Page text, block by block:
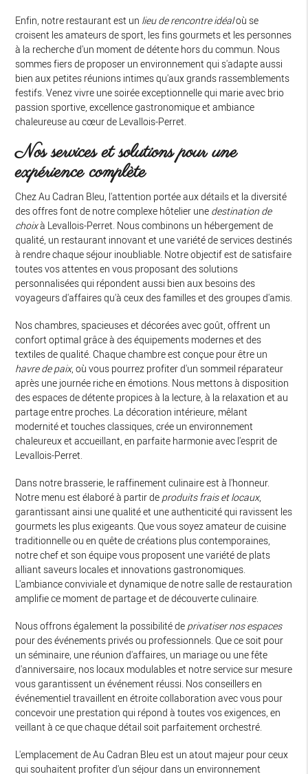
Enfin, notre restaurant est un lieu de rencontre idéaloù se
croisent les amateurs de sport, les fins gourmets et les personnes
à la recherche d'un moment de détente hors du commun. Nous
sommes fiers de proposer un environnement qui s'adapte aussi
bien aux petites réunions intimes qu'aux grands rassemblements
festifs. Venez vivre une soirée exceptionnelle qui marie avec brio
passion sportive, excellence gastronomique et ambiance
chaleureuse au cœur de Levallois-Perret.
Nos services et solutions pour une
expérience complète
Chez Au Cadran Bleu, l'attention portée aux détails et la diversité
des offres font de notre complexe hôtelier une destination de
choixà Levallois-Perret. Nous combinons un hébergement de
qualité, un restaurant innovant et une variété de services destinés
à rendre chaque séjour inoubliable. Notre objectif est de satisfaire
toutes vos attentes en vous proposant des solutions
personnalisées qui répondent aussi bien aux besoins des
voyageurs d'affaires qu'à ceux des familles et des groupes d'amis.
Nos chambres, spacieuses et décorées avec goût, offrent un
confort optimal grâce à des équipements modernes et des
textiles de qualité. Chaque chambre est conçue pour être un
havre de paix, où vous pourrez profiter d'un sommeil réparateur
après une journée riche en émotions. Nous mettons à disposition
des espaces de détente propices à la lecture, à la relaxation et au
partage entre proches. La décoration intérieure, mêlant
modernité et touches classiques, crée un environnement
chaleureux et accueillant, en parfaite harmonie avec l'esprit de
Levallois-Perret.
Dans notre brasserie, le raffinement culinaire est à l'honneur.
Notre menu est élaboré à partir de produits frais et locaux,
garantissant ainsi une qualité et une authenticité qui ravissent les
gourmets les plus exigeants. Que vous soyez amateur de cuisine
traditionnelle ou en quête de créations plus contemporaines,
notre chef et son équipe vous proposent une variété de plats
alliant saveurs locales et innovations gastronomiques.
L'ambiance conviviale et dynamique de notre salle de restauration
amplifie ce moment de partage et de découverte culinaire.
Nous offrons également la possibilité de privatiser nos espaces
pour des événements privés ou professionnels. Que ce soit pour
un séminaire, une réunion d'affaires, un mariage ou une fête
d'anniversaire, nos locaux modulables et notre service sur mesure
vous garantissent un événement réussi. Nos conseillers en
événementiel travaillent en étroite collaboration avec vous pour
concevoir une prestation qui répond à toutes vos exigences, en
veillant à ce que chaque détail soit parfaitement orchestré.
L'emplacement de Au Cadran Bleu est un atout majeur pour ceux
qui souhaitent profiter d'un séjour dans un environnement